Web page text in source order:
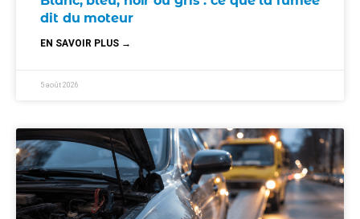
dit du moteur
EN SAVOIR PLUS →
5 août 2026